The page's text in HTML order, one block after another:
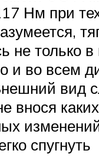
Нм при
не только
и во всем
вид
внося
спугнуть